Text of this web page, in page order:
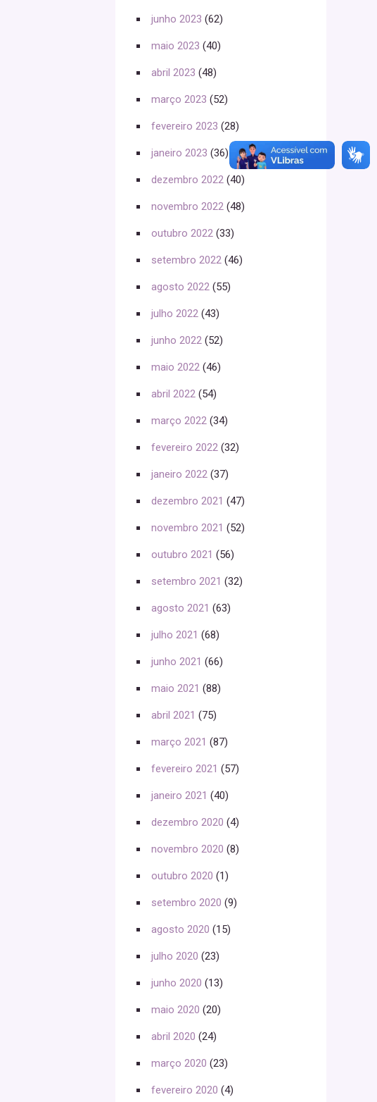
junho 2023 (62)
maio 2023 (40)
abril 2023 (48)
março 2023 (52)
fevereiro 2023 (28)
janeiro 2023 (36)
dezembro 2022 (40)
novembro 2022 (48)
outubro 2022 (33)
setembro 2022 (46)
agosto 2022 (55)
julho 2022 (43)
junho 2022 (52)
maio 2022 (46)
abril 2022 (54)
março 2022 (34)
fevereiro 2022 (32)
janeiro 2022 (37)
dezembro 2021 (47)
novembro 2021 (52)
outubro 2021 (56)
setembro 2021 (32)
agosto 2021 (63)
julho 2021 (68)
junho 2021 (66)
maio 2021 (88)
abril 2021 (75)
março 2021 (87)
fevereiro 2021 (57)
janeiro 2021 (40)
dezembro 2020 (4)
novembro 2020 (8)
outubro 2020 (1)
setembro 2020 (9)
agosto 2020 (15)
julho 2020 (23)
junho 2020 (13)
maio 2020 (20)
abril 2020 (24)
março 2020 (23)
fevereiro 2020 (4)